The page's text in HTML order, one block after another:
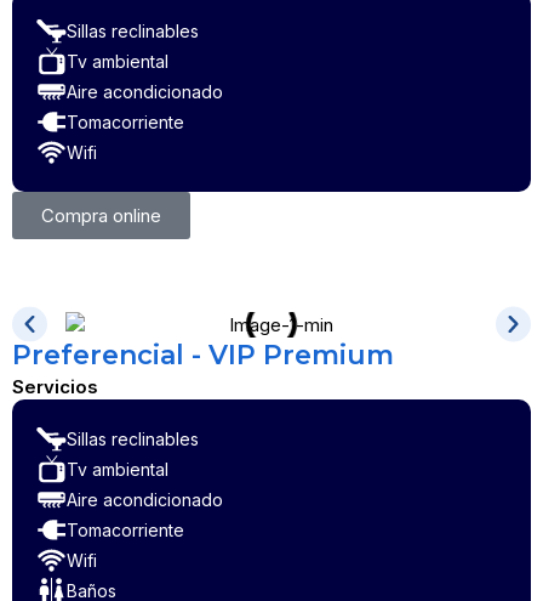
Sillas reclinables
Tv ambiental
Aire acondicionado
Tomacorriente
Wifi
Compra online
Preferencial - VIP Premium
Servicios
Sillas reclinables
Tv ambiental
Aire acondicionado
Tomacorriente
Wifi
Baños